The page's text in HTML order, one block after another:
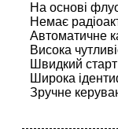
На основі
Немає
Автоматичне
Висока
Швидкий
Широка
Зручне